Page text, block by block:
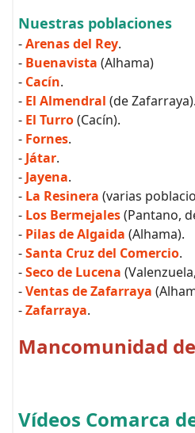
Nuestras poblaciones
-Arenas del Rey.
- Buenavista (Alhama)
- Cacín.
- El Almendral (de Zafarraya).
- El Turro(Cacín).
- Fornes.
- Játar.
- Jayena.
- La Resinera (varias
- Los Bermejales(Pantano,
- Pilas de Algaida (Alhama).
-Santa Cruz del Comercio.
-Seco de Lucena
-Ventas de Zafarraya
-Zafarraya.
Mancomunidad
Vídeos Comarca